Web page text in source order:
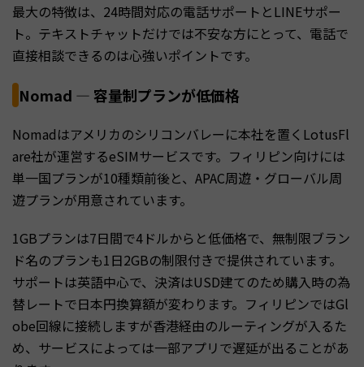
最大の特徴は、24時間対応の電話サポートとLINEサポー
ト。テキストチャットだけでは不安な方にとって、電話で
直接相談できるのは心強いポイントです。
Nomad — 容量制プランが低価格
Nomadはアメリカのシリコンバレーに本社を置くLotusFl
are社が運営するeSIMサービスです。フィリピン向けには
単一国プランが10種類前後と、APAC周遊・グローバル周
遊プランが用意されています。
1GBプランは7日間で4ドルからと低価格で、無制限ブラン
ド名のプランも1日2GBの制限付きで提供されています。
サポートは英語中心で、決済はUSD建てのため購入時の為
替レートで日本円換算額が変わります。フィリピンではGl
obe回線に接続しますが香港経由のルーティングが入るた
め、サービスによっては一部アプリで遅延が出ることがあ